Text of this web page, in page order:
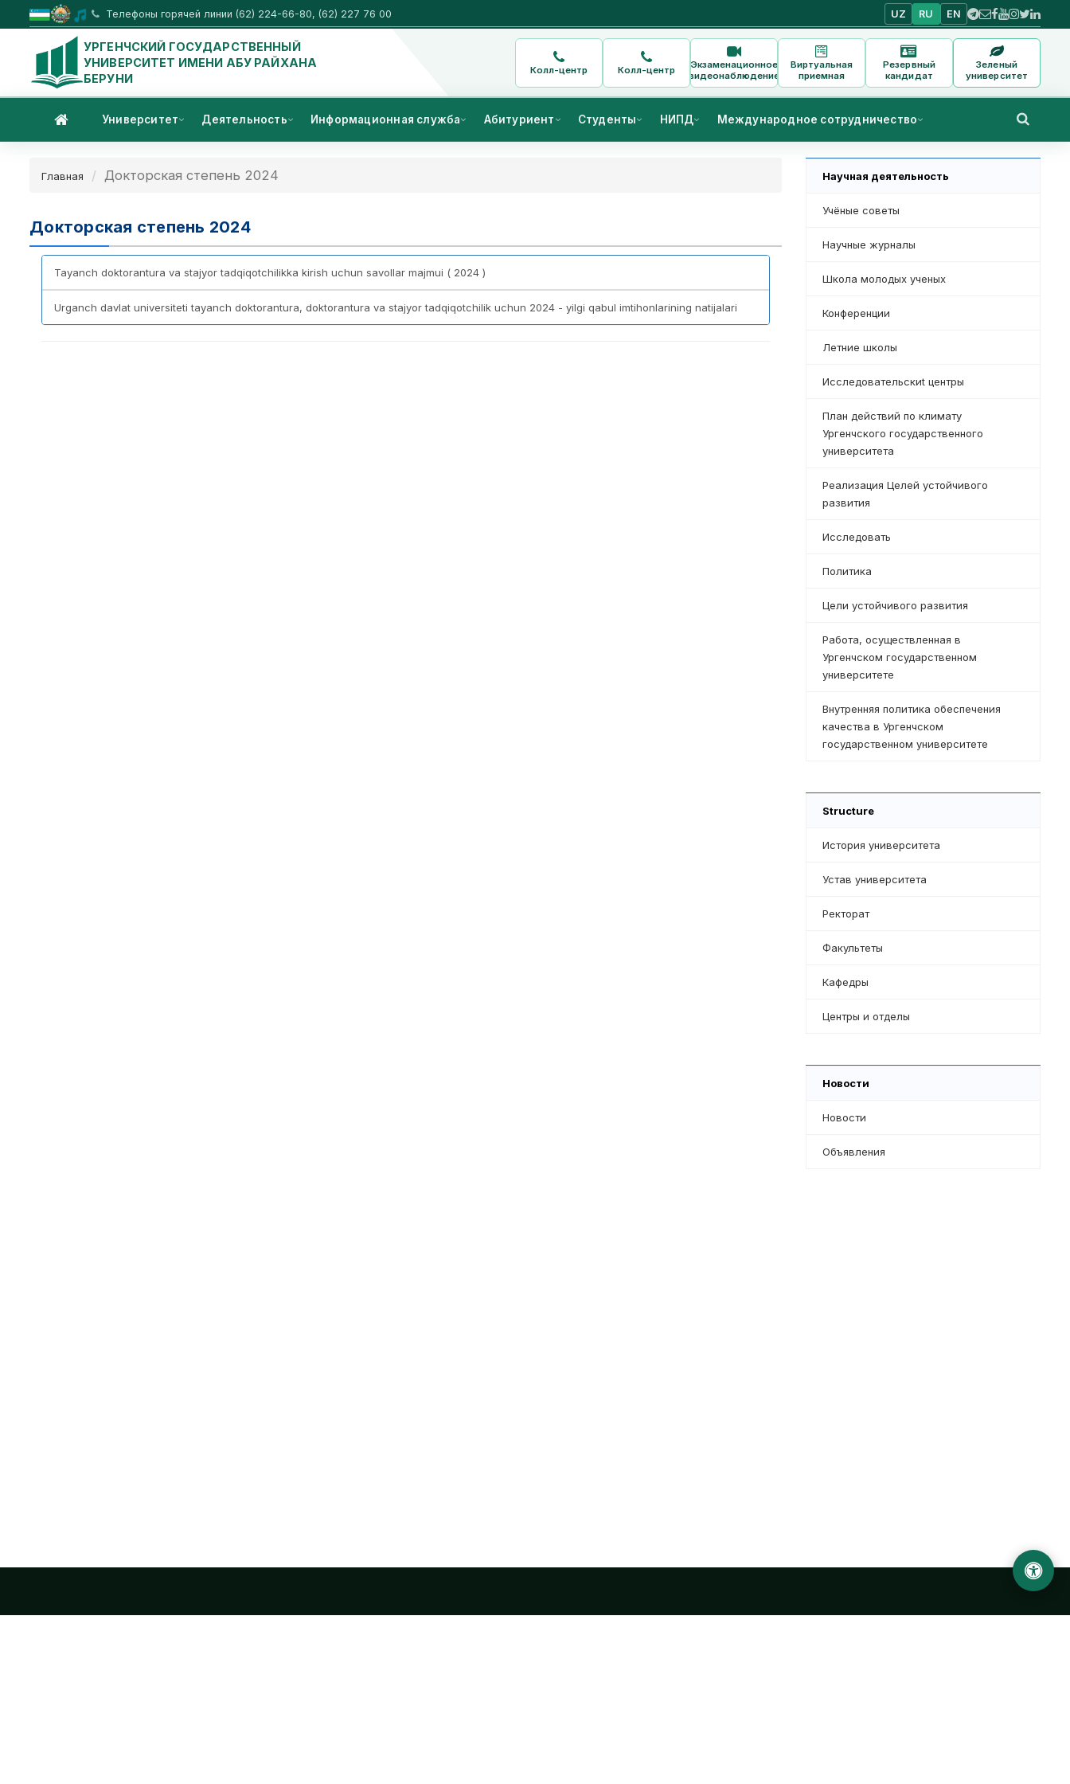
Телефоны горячей линии (62) 224-66-80, (62) 227 76 00 UZ RU EN
УРГЕНЧСКИЙ ГОСУДАРСТВЕННЫЙ
УНИВЕРСИТЕТ ИМЕНИ АБУ РАЙХАНА
БЕРУНИ
Колл-центр Колл-центр
Экзаменационное
видеонаблюдение
Виртуальная
приемная
Резервный
кандидат
Зеленый
университет
Университет Деятельность Информационная служба Абитуриент Студенты НИПД Международное сотрудничество
Главная Докторская степень 2024
Докторская степень 2024
Tayanch doktorantura va stajyor tadqiqotchilikka kirish uchun savollar majmui ( 2024 )
Urganch davlat universiteti tayanch doktorantura, doktorantura vа stajyor tadqiqotchilik uchun 2024 - yilgi qabul imtihonlarining natijalari
Научная деятельность
Учёные советы
Научные журналы
Школа молодых ученых
Конференции
Летние школы
Исследовательскиt центры
План действий по климату
Ургенчского государственного
университета
Реализация Целей устойчивого
развития
Исследовать
Политика
Цели устойчивого развития
Работа, осуществленная в
Ургенчском государственном
университете
Внутренняя политика обеспечения
качества в Ургенчском
государственном университете
Structure
История университета
Устав университета
Ректорат
Факультеты
Кафедры
Центры и отделы
Новости
Новости
Объявления